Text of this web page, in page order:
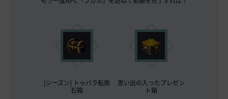
[シーズン] トゥバラ転換
石箱
思い出の入ったプレゼン
ト箱